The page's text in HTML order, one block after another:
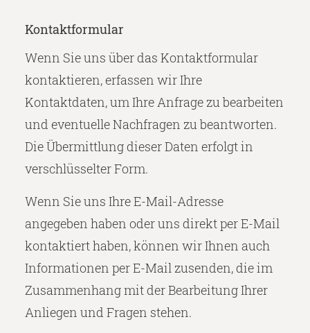
Kontaktformular
Wenn Sie uns über das Kontaktformular
kontaktieren, erfassen wir Ihre
Kontaktdaten, um Ihre Anfrage zu bearbeiten
und eventuelle Nachfragen zu beantworten.
Die Übermittlung dieser Daten erfolgt in
verschlüsselter Form.
Wenn Sie uns Ihre E-Mail-Adresse
angegeben haben oder uns direkt per E-Mail
kontaktiert haben, können wir Ihnen auch
Informationen per E-Mail zusenden, die im
Zusammenhang mit der Bearbeitung Ihrer
Anliegen und Fragen stehen.